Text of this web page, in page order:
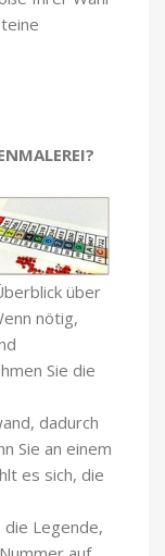
über
nötig,
Sie die
dadurch
Sie an einem
es sich, die
die Legende,